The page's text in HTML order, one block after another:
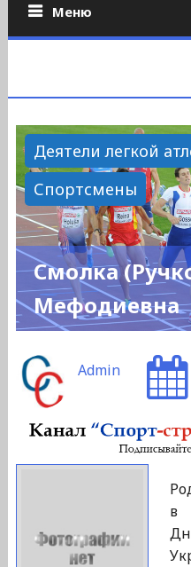
Меню
Деятели легкой
Спортсмены
Смолка
Мефодиевна
Admin